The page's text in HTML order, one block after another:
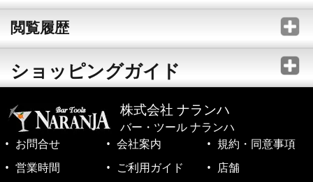
閲覧履歴
ショッピングガイド
株式会社 ナランハ
バー・ツール ナランハ
お問合せ
会社案内
規約・同意事項
営業時間
ご利用ガイド 店舗